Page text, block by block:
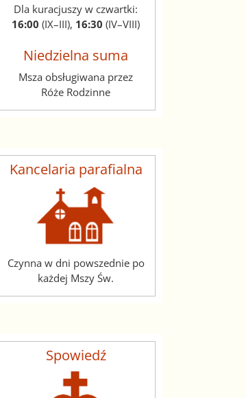
Dla kuracjuszy w czwartki:
16:00 (IX–III), 16:30 (IV–VIII)
Niedzielna suma
Msza obsługiwana przez
Róże Rodzinne
Kancelaria parafialna
Czynna w dni powszednie po
każdej Mszy Św.
Spowiedź